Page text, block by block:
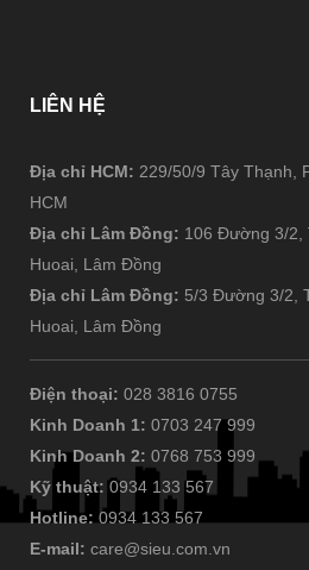
LIÊN HỆ
Địa chỉ HCM: 229/50/9 Tây Thạnh,
HCM
Địa chỉ Lâm Đồng: 106 Đường 3/2,
Huoai, Lâm Đồng
Địa chỉ Lâm Đồng: 5/3 Đường 3/2,
Huoai, Lâm Đồng
Điện thoại: 028 3816 0755
Kinh Doanh 1: 0703 247 999
Kinh Doanh 2: 0768 753 999
Kỹ thuật: 0934 133 567
Hotline: 0934 133 567
E-mail: care@sieu.com.vn